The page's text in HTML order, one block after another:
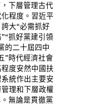
下層管理古代
程度。習近平
大“必需抓好
抓好黨建引領
的二十屆四中
”時代經濟社會
度安然中國扶
統作出主要安
理和下層政權
無論是貫徹黨